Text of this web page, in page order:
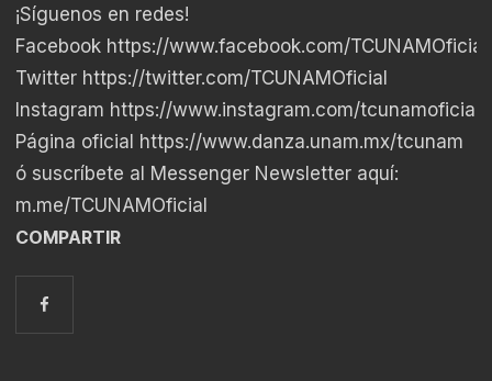
¡Síguenos en redes!
Facebook https://www.facebook.com/
Twitter https://twitter.com/TCUNAMOficial
Instagram https://www.instagram.com/tcunamoficial/
Página oficial https://www.danza.unam.mx/tcunam
ó suscríbete al Messenger Newsletter aquí:
m.me/TCUNAMOficial
COMPARTIR